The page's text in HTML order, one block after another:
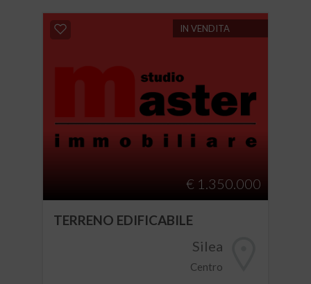
IN VENDITA
€ 1.350.000
TERRENO EDIFICABILE
Silea
Centro